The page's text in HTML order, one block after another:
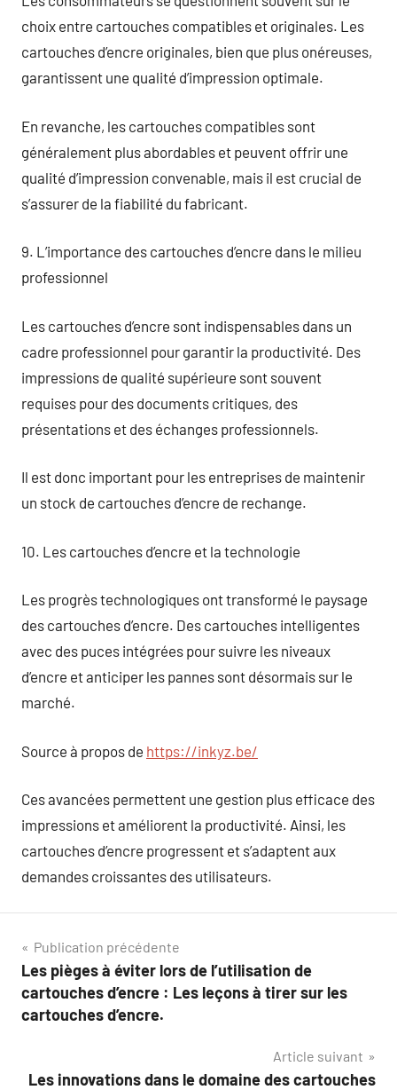
choix entre cartouches compatibles et originales. Les
cartouches d’encre originales, bien que plus onéreuses,
garantissent une qualité d’impression optimale.
En revanche, les cartouches compatibles sont
généralement plus abordables et peuvent offrir une
qualité d’impression convenable, mais il est crucial de
s’assurer de la fiabilité du fabricant.
9. L’importance des cartouches d’encre dans le milieu
professionnel
Les cartouches d’encre sont indispensables dans un
cadre professionnel pour garantir la productivité. Des
impressions de qualité supérieure sont souvent
requises pour des documents critiques, des
présentations et des échanges professionnels.
Il est donc important pour les entreprises de maintenir
un stock de cartouches d’encre de rechange.
10. Les cartouches d’encre et la technologie
Les progrès technologiques ont transformé le paysage
des cartouches d’encre. Des cartouches intelligentes
avec des puces intégrées pour suivre les niveaux
d’encre et anticiper les pannes sont désormais sur le
marché.
Source à propos de https://inkyz.be/
Ces avancées permettent une gestion plus efficace des
impressions et améliorent la productivité. Ainsi, les
cartouches d’encre progressent et s’adaptent aux
demandes croissantes des utilisateurs.
Navigation
de
l’article
Publication précédente
Les pièges à éviter lors de l’utilisation de
cartouches d’encre : Les leçons à tirer sur les
cartouches d’encre.
Article suivant
Les innovations dans le domaine des cartouches